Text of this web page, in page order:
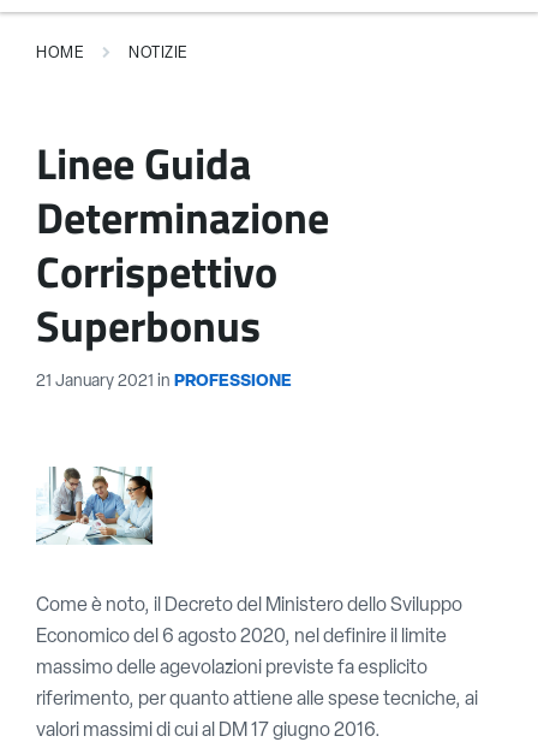
HOME NOTIZIE
Linee Guida
Determinazione
Corrispettivo
Superbonus
21 January 2021 in PROFESSIONE
Come è noto, il Decreto del Ministero dello Sviluppo
Economico del 6 agosto 2020, nel definire il limite
massimo delle agevolazioni previste fa esplicito
riferimento, per quanto attiene alle spese tecniche, ai
valori massimi di cui al DM 17 giugno 2016.